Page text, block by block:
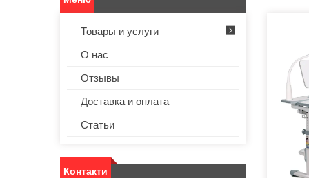
Товары и услуги
О нас
Отзывы
Доставка и оплата
Статьи
Контакти